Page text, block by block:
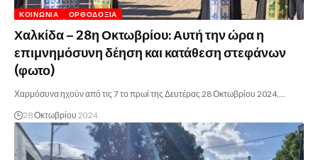
ΚΟΙΝΩΝΊΑ ΟΡΘΟΔΟΞΊΑ
Χαλκίδα – 28η Οκτωβρίου: Αυτή την ώρα η
επιμνημόσυνη δέηση και κατάθεση στεφάνων
(φωτο)
Χαρμόσυνα ηχούν από τις 7 το πρωί της Δευτέρας 28 Οκτωβρίου 2024,…
28 Οκτωβρίου 2024